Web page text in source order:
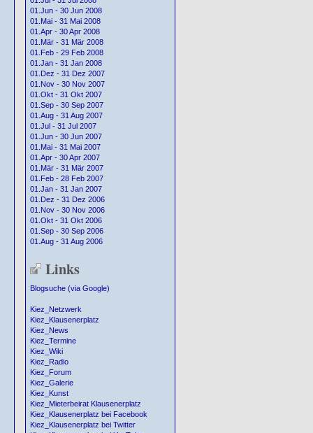
01.Jun - 30 Jun 2008
01.Mai - 31 Mai 2008
01.Apr - 30 Apr 2008
01.Mär - 31 Mär 2008
01.Feb - 29 Feb 2008
01.Jan - 31 Jan 2008
01.Dez - 31 Dez 2007
01.Nov - 30 Nov 2007
01.Okt - 31 Okt 2007
01.Sep - 30 Sep 2007
01.Aug - 31 Aug 2007
01.Jul - 31 Jul 2007
01.Jun - 30 Jun 2007
01.Mai - 31 Mai 2007
01.Apr - 30 Apr 2007
01.Mär - 31 Mär 2007
01.Feb - 28 Feb 2007
01.Jan - 31 Jan 2007
01.Dez - 31 Dez 2006
01.Nov - 30 Nov 2006
01.Okt - 31 Okt 2006
01.Sep - 30 Sep 2006
01.Aug - 31 Aug 2006
Links
Blogsuche (via Google)
Kiez_Netzwerk
Kiez_Klausenerplatz
Kiez_News
Kiez_Termine
Kiez_Wiki
Kiez_Radio
Kiez_Forum
Kiez_Galerie
Kiez_Kunst
Kiez_Mieterbeirat Klausenerplatz
Kiez_Klausenerplatz bei Facebook
Kiez_Klausenerplatz bei Twitter